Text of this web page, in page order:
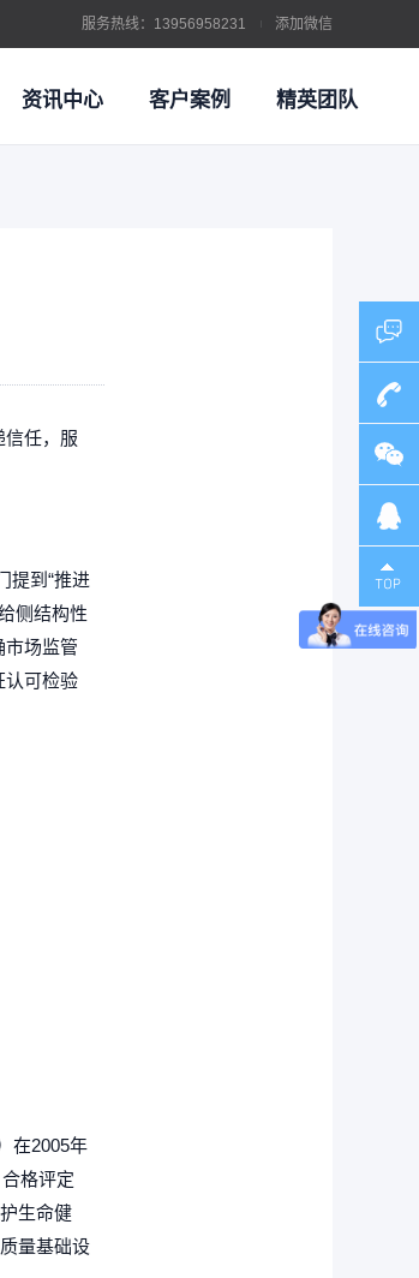
服务热线：13956958231 添加微信
环境管理体系认证
资讯中心 客户案例 精英团队
信任，服
提到“推进
侧结构性
市场监管
认可检验
在2005年
格评定
生命健
量基础设